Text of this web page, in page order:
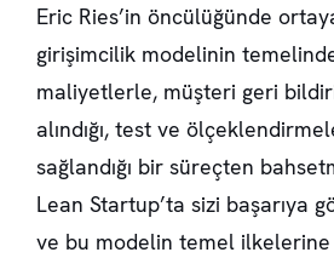
Eric Ries’in öncülüğünde
girişimcilik modelinin
maliyetlerle, müşteri geri
alındığı, test ve
sağlandığı bir süreçten
Lean Startup’ta sizi başarıya
ve bu modelin temel